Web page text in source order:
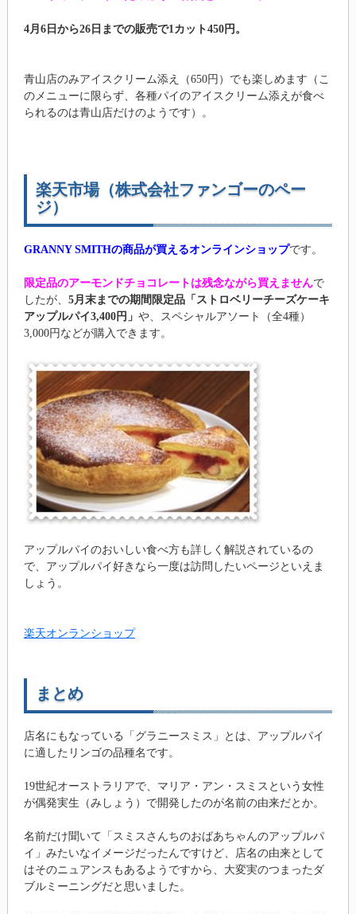
4月6日から26日までの販売で1カット450円。
青山店のみアイスクリーム添え（650円）でも楽しめます（こ
のメニューに限らず、各種パイのアイスクリーム添えが食べ
られるのは青山店だけのようです）。
楽天市場（株式会社ファンゴーのペー
ジ）
GRANNY SMITHの商品が買えるオンラインショップです。
限定品のアーモンドチョコレートは残念ながら買えませんで
したが、 5月末までの期間限定品「ストロベリーチーズケーキ
アップルパイ3,400円」 や、スペシャルアソート（全4種）
3,000円などが購入できます。
アップルパイのおいしい食べ方も詳しく解説されているの
で、アップルパイ好きなら一度は訪問したいページといえま
しょう。
楽天オンランショップ
まとめ
店名にもなっている「グラニースミス」とは、アップルパイ
に適したリンゴの品種名です。
19世紀オーストラリアで、マリア・アン・スミスという女性
が偶発実生（みしょう）で開発したのが名前の由来だとか。
名前だけ聞いて「スミスさんちのおばあちゃんのアップルパ
イ」みたいなイメージだったんですけど、店名の由来として
はそのニュアンスもあるようですから、大変実のつまったダ
ブルミーニングだと思いました。